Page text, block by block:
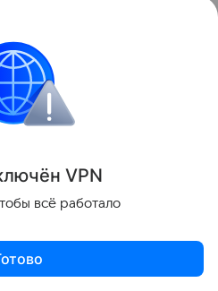
решение
на сто тысячелетий
обоснованный
располагает
ён VPN
всё работало